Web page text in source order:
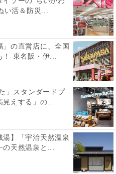
い活＆防災...
」の直営店に、全国
！ 東名阪・伊...
」スタンダードプ
見えする」の...
湯】「宇治天然温泉
の天然温泉と...